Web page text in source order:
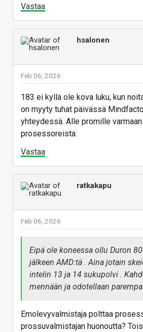
Vastaa
hsalonen
Feb 06, 2026
183 ei kyllä ole kova luku, kun
on myyty tuhat päivässä
yhteydessä. Alle promille
prosessoreista.
Vastaa
ratkakapu
Feb 06, 2026
Eipä ole koneessa ollu Duron
jälkeen AMD:tä . Aina jotain
intelin 13 ja 14 sukupolvi .
mennään ja odotellaan
Emolevyvalmistaja polttaa
prossuvalmistajan huonoutta?